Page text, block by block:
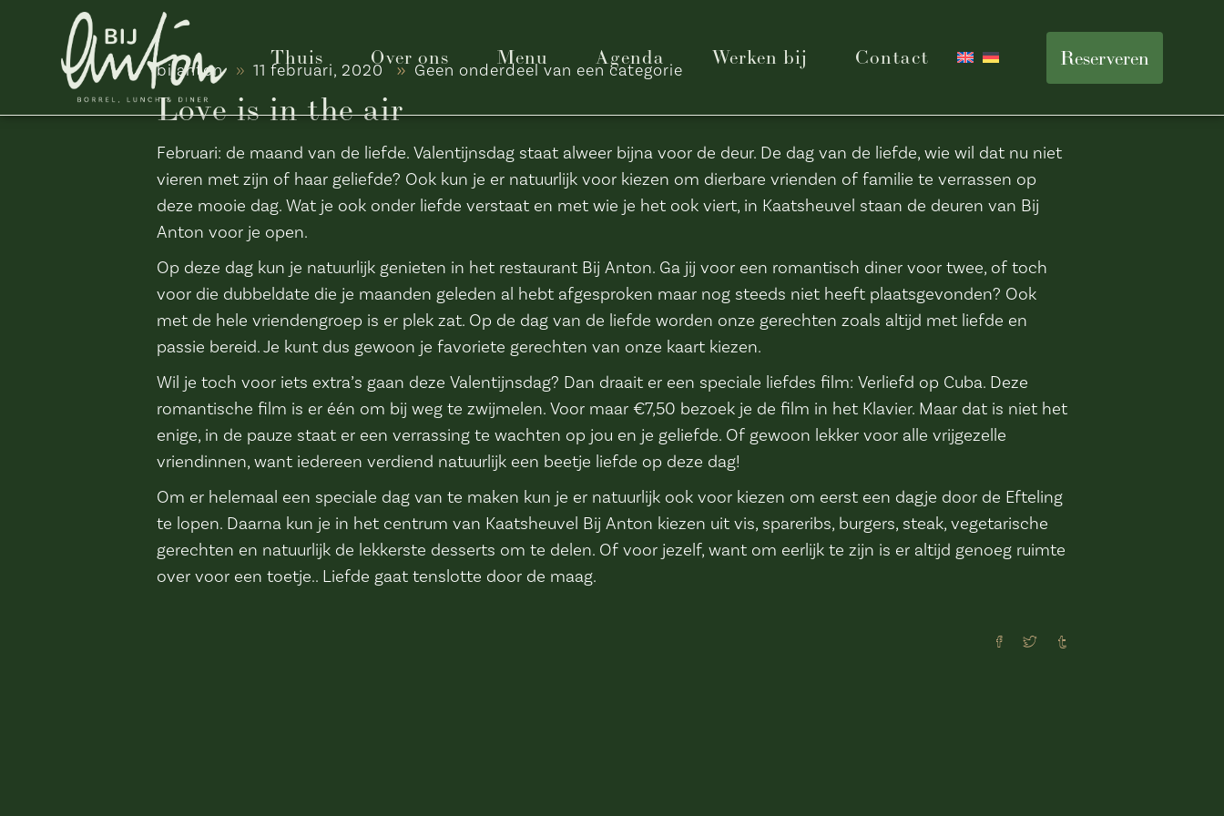
Thuis Over ons Menu Agenda Werken bij Contact Reserveren
bijanton 11 februari, 2020 Geen onderdeel van een categorie
Love is in the air
Februari: de maand van de liefde. Valentijnsdag staat alweer bijna voor de deur. De dag van de liefde, wie wil dat nu niet
vieren met zijn of haar geliefde? Ook kun je er natuurlijk voor kiezen om dierbare vrienden of familie te verrassen op
deze mooie dag. Wat je ook onder liefde verstaat en met wie je het ook viert, in Kaatsheuvel staan de deuren van Bij
Anton voor je open.
Op deze dag kun je natuurlijk genieten in het restaurant Bij Anton. Ga jij voor een romantisch diner voor twee, of toch
voor die dubbeldate die je maanden geleden al hebt afgesproken maar nog steeds niet heeft plaatsgevonden? Ook
met de hele vriendengroep is er plek zat. Op de dag van de liefde worden onze gerechten zoals altijd met liefde en
passie bereid. Je kunt dus gewoon je favoriete gerechten van onze kaart kiezen.
Wil je toch voor iets extra’s gaan deze Valentijnsdag? Dan draait er een speciale liefdes film: Verliefd op Cuba. Deze
romantische film is er één om bij weg te zwijmelen. Voor maar €7,50 bezoek je de film in het Klavier. Maar dat is niet het
enige, in de pauze staat er een verrassing te wachten op jou en je geliefde. Of gewoon lekker voor alle vrijgezelle
vriendinnen, want iedereen verdiend natuurlijk een beetje liefde op deze dag!
Om er helemaal een speciale dag van te maken kun je er natuurlijk ook voor kiezen om eerst een dagje door de Efteling
te lopen. Daarna kun je in het centrum van Kaatsheuvel Bij Anton kiezen uit vis, spareribs, burgers, steak, vegetarische
gerechten en natuurlijk de lekkerste desserts om te delen. Of voor jezelf, want om eerlijk te zijn is er altijd genoeg ruimte
over voor een toetje.. Liefde gaat tenslotte door de maag.